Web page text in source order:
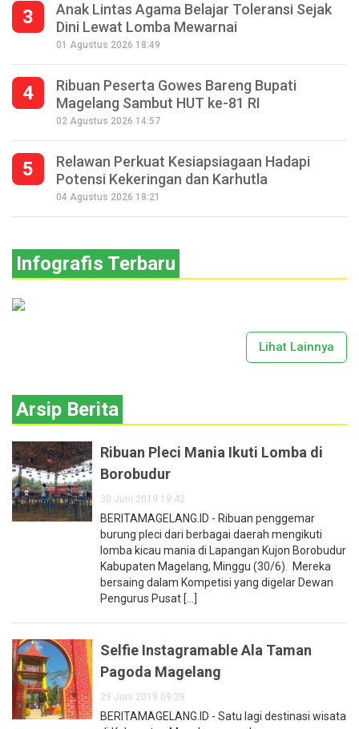
3
Anak Lintas Agama Belajar Toleransi Sejak
Dini Lewat Lomba Mewarnai
01 Agustus 2026 18:49
4
Ribuan Peserta Gowes Bareng Bupati
Magelang Sambut HUT ke-81 RI
02 Agustus 2026 14:57
5
Relawan Perkuat Kesiapsiagaan Hadapi
Potensi Kekeringan dan Karhutla
04 Agustus 2026 18:21
Infografis Terbaru
Lihat Lainnya
Arsip Berita
Ribuan Pleci Mania Ikuti Lomba di
Borobudur
30 Juni 2019 19:42
BERITAMAGELANG.ID - Ribuan penggemar
burung pleci dari berbagai daerah mengikuti
lomba kicau mania di Lapangan Kujon Borobudur
Kabupaten Magelang, Minggu (30/6). Mereka
bersaing dalam Kompetisi yang digelar Dewan
Pengurus Pusat [...]
Selfie Instagramable Ala Taman
Pagoda Magelang
29 Juni 2019 09:29
BERITAMAGELANG.ID - Satu lagi destinasi wisata